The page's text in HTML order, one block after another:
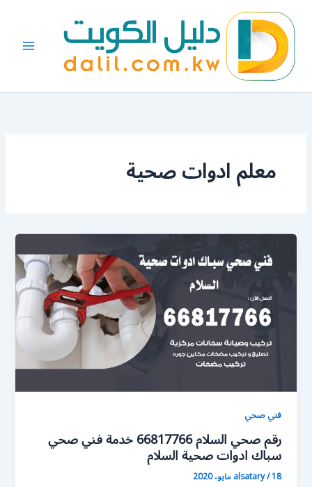
المحتوى
معلم ادوات صحية
فني صحي
رقم صحي السلام 66817766 خدمة فني صحي
سباك ادوات صحية السلام
alsatary/18 مايو، 2020